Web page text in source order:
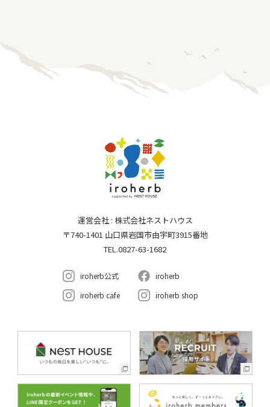
運営会社 : 株式会社ネストハウス
〒740-1401 山口県岩国市由宇町3915番地
TEL.0827-63-1682
iroherb公式
iroherb
iroherb cafe
iroherb shop